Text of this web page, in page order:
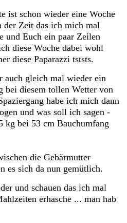
ist schon wieder eine Woche
der Zeit das ich mich mal
und Euch ein paar Zeilen
diese Woche dabei wohl
diese Paparazzi tststs.
auch gleich mal wieder ein
bei diesem tollen Wetter von
habe ich mich dann
und was soll ich sagen -
kg bei 53 cm Bauchumfang
die Gebärmutter
es sich da nun gemütlich.
und schauen das ich mal
erhasche ... man hab